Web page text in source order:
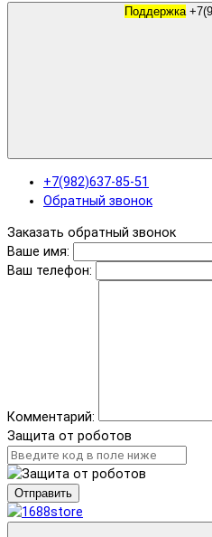
Поддержка
+7(982)637-85-51
Обратный звонок
Заказать обратный звонок
Ваше имя:
Ваш телефон:
Комментарий:
Защита от роботов
Отправить